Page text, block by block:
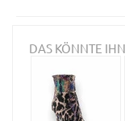
DAS KÖNNTE